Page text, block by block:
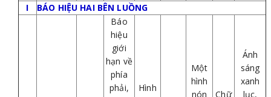
I
BÁO HIỆU HAI BÊN LUỒNG
Báo
hiệu
giới
hạn về
phía
phải,
Hình
Một
hình
nón
Chữ
Ánh
sáng
xanh
lục,